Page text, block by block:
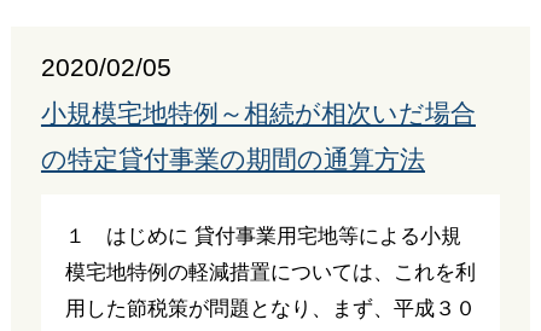
2020/02/05
小規模宅地特例～相続が相次いだ場合
の特定貸付事業の期間の通算方法
１ はじめに 貸付事業用宅地等による小規
模宅地特例の軽減措置については、これを利
用した節税策が問題となり、まず、平成３０